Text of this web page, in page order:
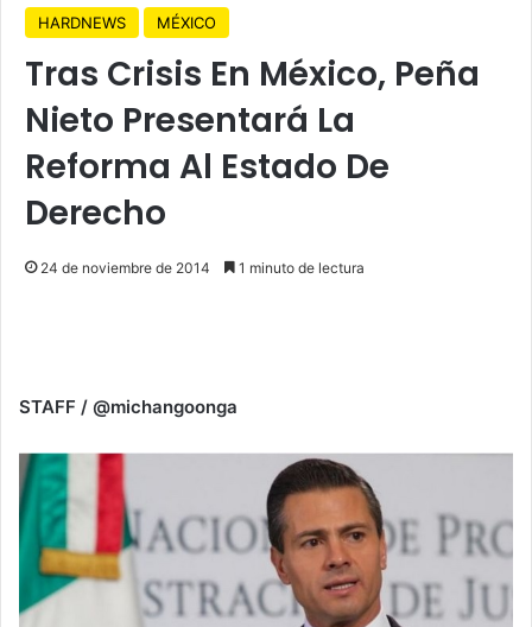
HARDNEWS MÉXICO
Tras Crisis En México, Peña
Nieto Presentará La
Reforma Al Estado De
Derecho
24 de noviembre de 2014 1 minuto de lectura
STAFF / @michangoonga